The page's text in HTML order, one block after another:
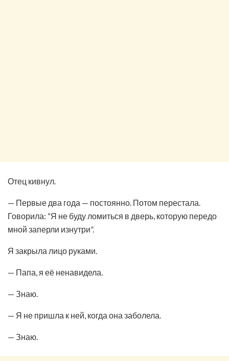
Отец кивнул.
— Первые два года — постоянно. Потом перестала.
Говорила: “Я не буду ломиться в дверь, которую передо
мной заперли изнутри”.
Я закрыла лицо руками.
— Папа, я её ненавидела.
— Знаю.
— Я не пришла к ней, когда она заболела.
— Знаю.